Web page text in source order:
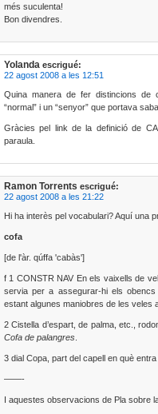
més suculenta!
Bon divendres.
Yolanda escrigué:
22 agost 2008 a les 12:51
Quina manera de fer distincions
“normal” i un “senyor” que portava
Gràcies pel link de la definició de
paraula.
Ramon Torrents escrigué:
22 agost 2008 a les 21:22
Hi ha interès pel vocabulari? Aquí una
cofa
[de l'àr. qúffa 'cabàs']
f 1 CONSTR NAV En els vaixells de
servia per a assegurar-hi els
estant algunes maniobres de les veles
2 Cistella d’espart, de palma, etc.,
Cofa de palangres
3 dial Copa, part del capell en què entra
——-
I aquestes observacions de Pla sobre